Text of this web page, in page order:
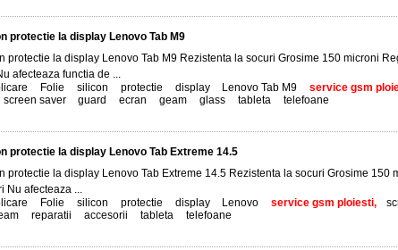
protectie la display Lenovo Tab M9
protectie la display Lenovo Tab M9 Rezistenta la socuri Grosime 150 microni
afecteaza functia de ...
Folie silicon protectie display, Lenovo Tab M9 service gsm
screen saver, guard ecran geam glass tableta telefoane
protectie la display Lenovo Tab Extreme 14.5
protectie la display Lenovo Tab Extreme 14.5 Rezistenta la socuri Grosime 150
Nu afecteaza ...
Folie silicon protectie display, Lenovo service gsm ploiesti,
reparatii accesorii tableta telefoane